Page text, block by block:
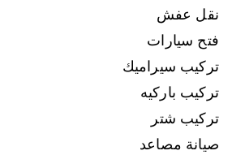
نقل عفش
فتح سيارات
تركيب سيراميك
تركيب باركيه
تركيب شتر
صيانة مصاعد